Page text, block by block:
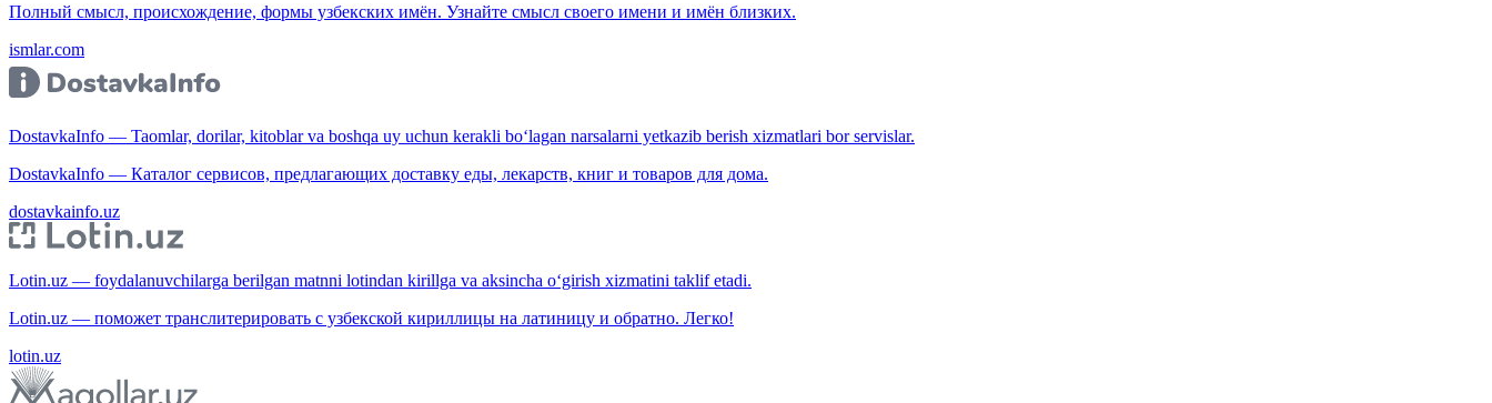
Полный смысл, происхождение, формы узбекских имён. Узнайте смысл своего имени и имён близких.
ismlar.com
DostavkaInfo — Taomlar, dorilar, kitoblar va boshqa uy uchun kerakli bo‘lagan narsalarni yetkazib berish xizmatlari bor servislar.
DostavkaInfo — Каталог сервисов, предлагающих доставку еды, лекарств, книг и товаров для дома.
dostavkainfo.uz
Lotin.uz — foydalanuvchilarga berilgan matnni lotindan kirillga va aksincha o‘girish xizmatini taklif etadi.
Lotin.uz — поможет транслитерировать с узбекской кириллицы на латиницу и обратно. Легко!
lotin.uz